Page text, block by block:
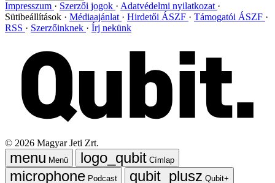
Impresszum Szerzői jogok
Adatvédelmi nyilatkozat
Sütibeállítások
Médiaajánlat Hirdetői ÁSZF
Támogatói ÁSZF
RSS
Szerzőinknek Írj nekünk
© 2026 Magyar Jeti Zrt.
Menü
Címlap
Podcast
Qubit+